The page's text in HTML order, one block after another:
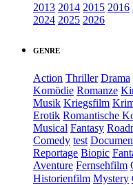
2013 2014 2015 2016
2024 2025 2026
GENRE
Action Thriller Drama
Komödie Romanze
Musik Kriegsfilm
Erotik Romantische
Musical Fantasy
Comedy test
Reportage Biopic
Aventure Fernsehfilm
Historienfilm Mystery